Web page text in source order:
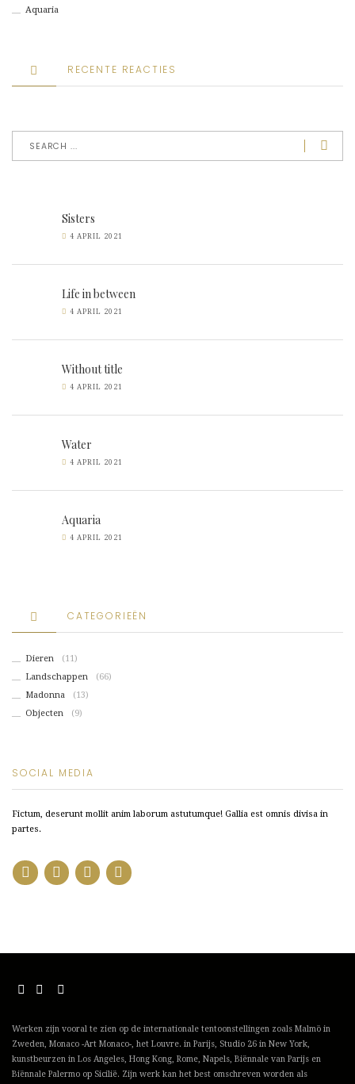
Aquaria
RECENTE REACTIES
Sisters
4 APRIL 2021
Life in between
4 APRIL 2021
Without title
4 APRIL 2021
Water
4 APRIL 2021
Aquaria
4 APRIL 2021
CATEGORIEËN
Dieren
(11)
Landschappen
(66)
Madonna
(13)
Objecten
(9)
SOCIAL MEDIA
Fictum, deserunt mollit anim laborum astutumque! Gallia est omnis divisa in
partes.
Werken zijn vooral te zien op de internationale tentoonstellingen zoals Malmö in
Zweden, Monaco -Art Monaco-, het Louvre. in Parijs, Studio 26 in New York,
kunstbeurzen in Los Angeles, Hong Kong, Rome, Napels, Biënnale van Parijs en
Biënnale Palermo op Sicilië. Zijn werk kan het best omschreven worden als